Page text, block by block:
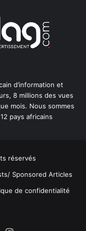
d’information et
8 millions des vues
mois. Nous sommes
pays africains
réservés
Sponsored Articles
de confidentialité